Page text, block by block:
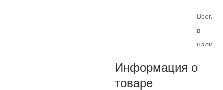
—
Всегда
в
Информация о
товаре